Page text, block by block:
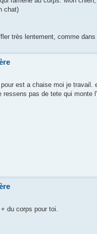
chat)
très lentement, comme
est a chaise moi je
pas de tete qui monte
du corps pour toi.